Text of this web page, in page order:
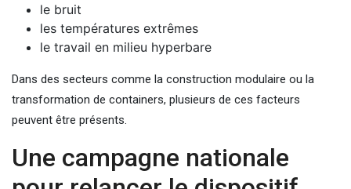
le bruit
les températures extrêmes
le travail en milieu hyperbare
Dans des secteurs comme la construction modulaire ou la
transformation de containers, plusieurs de ces facteurs
peuvent être présents.
Une campagne nationale